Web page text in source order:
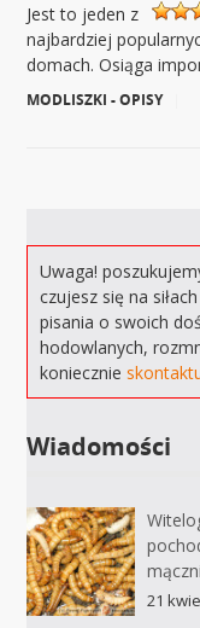
Jest to jeden z
najbardziej
domach. Osiąga
MODLISZKI - OPISY
Uwaga!
czujesz się na
pisania o swoich
hodowlanych,
koniecznie
Wiadomości
21